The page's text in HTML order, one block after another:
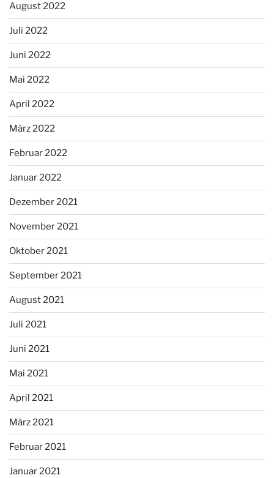
August 2022
Juli 2022
Juni 2022
Mai 2022
April 2022
März 2022
Februar 2022
Januar 2022
Dezember 2021
November 2021
Oktober 2021
September 2021
August 2021
Juli 2021
Juni 2021
Mai 2021
April 2021
März 2021
Februar 2021
Januar 2021